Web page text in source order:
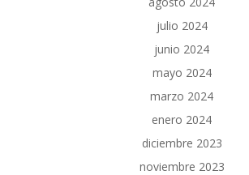
julio 2024
junio 2024
mayo 2024
marzo 2024
enero 2024
diciembre 2023
noviembre 2023